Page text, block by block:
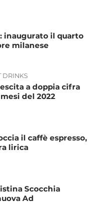
inaugurato il quarto
milanese
DRINKS
a doppia cifra
del 2022
il caffè espresso,
lirica
Scocchia
Ad